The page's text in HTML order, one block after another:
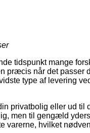
tidspunkt mange
præcis når det passer
type af levering
privatbolig eller ud til
men til gengæld
varerne, hvilket